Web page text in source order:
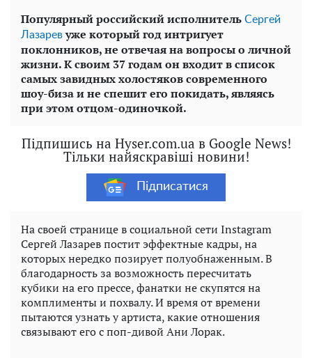
Популярный российский исполнитель Сергей
Лазаревуже который год интригует
поклонников, не отвечая на вопросы о личной
жизни. К своим 37 годам он входит в список
самых завидных холостяков современного
шоу-биза и не спешит его покидать, являясь
при этом отцом-одиночкой.
Підпишись на Hyser.com.ua в Google News!
Тільки найяскравіші новини!
Підписатися
На своей странице в социальной сети Instagram
Сергей Лазарев постит эффектные кадры, на
которых нередко позирует полуобнаженным. В
благодарность за возможность пересчитать
кубики на его прессе, фанатки не скупятся на
комплименты и похвалу. И время от времени
пытаются узнать у артиста, какие отношения
связывают его с поп-дивой Ани Лорак.